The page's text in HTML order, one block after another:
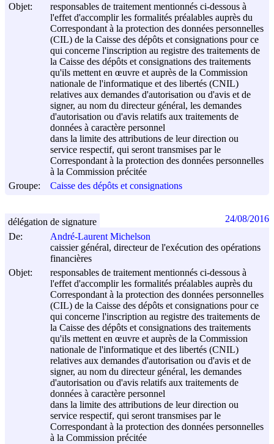
Objet:
responsables de traitement mentionnés ci-dessous à
l'effet d'accomplir les formalités préalables auprès du
Correspondant à la protection des données personnelles
(CIL) de la Caisse des dépôts et consignations pour ce
qui concerne l'inscription au registre des traitements de
la Caisse des dépôts et consignations des traitements
qu'ils mettent en œuvre et auprès de la Commission
nationale de l'informatique et des libertés (CNIL)
relatives aux demandes d'autorisation ou d'avis et de
signer, au nom du directeur général, les demandes
d'autorisation ou d'avis relatifs aux traitements de
données à caractère personnel
dans la limite des attributions de leur direction ou
service respectif, qui seront transmises par le
Correspondant à la protection des données personnelles
à la Commission précitée
Groupe:
Caisse des dépôts et consignations
De:
André-Laurent Michelson
caissier général, directeur de l'exécution des opérations
financières
Objet:
responsables de traitement mentionnés ci-dessous à
l'effet d'accomplir les formalités préalables auprès du
Correspondant à la protection des données personnelles
(CIL) de la Caisse des dépôts et consignations pour ce
qui concerne l'inscription au registre des traitements de
la Caisse des dépôts et consignations des traitements
qu'ils mettent en œuvre et auprès de la Commission
nationale de l'informatique et des libertés (CNIL)
relatives aux demandes d'autorisation ou d'avis et de
signer, au nom du directeur général, les demandes
d'autorisation ou d'avis relatifs aux traitements de
données à caractère personnel
dans la limite des attributions de leur direction ou
service respectif, qui seront transmises par le
Correspondant à la protection des données personnelles
à la Commission précitée
délégation de signature 24/08/2016